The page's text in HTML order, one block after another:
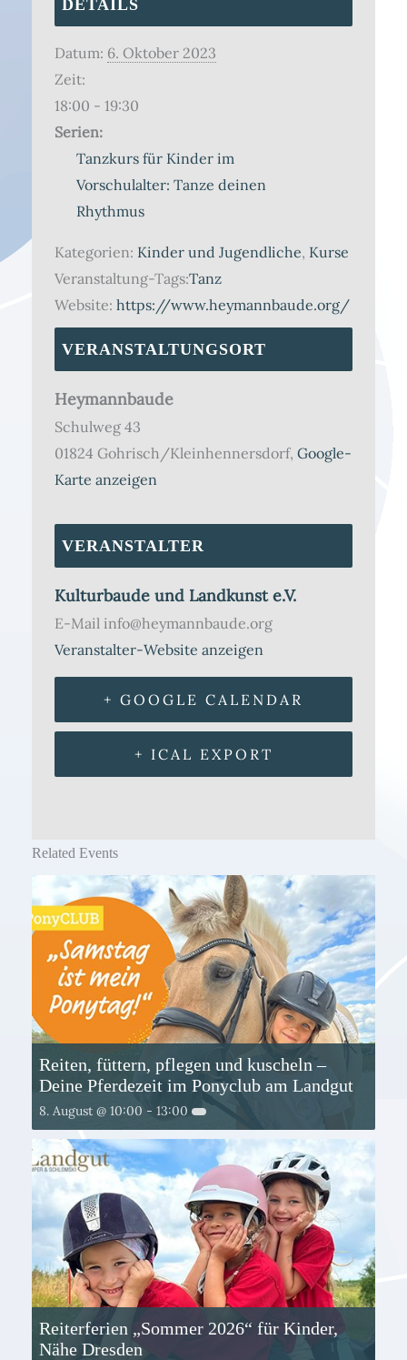
DETAILS
Datum: 6. Oktober 2023
Zeit:
18:00 - 19:30
Serien:
Tanzkurs für Kinder im
Vorschulalter: Tanze deinen
Rhythmus
Kategorien: Kinder und Jugendliche, Kurse
Veranstaltung-Tags:Tanz
Website: https://www.heymannbaude.org/
VERANSTALTUNGSORT
Heymannbaude
Schulweg 43
01824 Gohrisch/Kleinhennersdorf, Google-
Karte anzeigen
VERANSTALTER
Kulturbaude und Landkunst e.V.
E-Mail info@heymannbaude.org
Veranstalter-Website anzeigen
+ GOOGLE CALENDAR
+ ICAL EXPORT
Related Events
Reiten, füttern, pflegen und kuscheln –
Deine Pferdezeit im Ponyclub am Landgut
8. August @ 10:00 - 13:00
Reiterferien „Sommer 2026“ für Kinder,
Nähe Dresden